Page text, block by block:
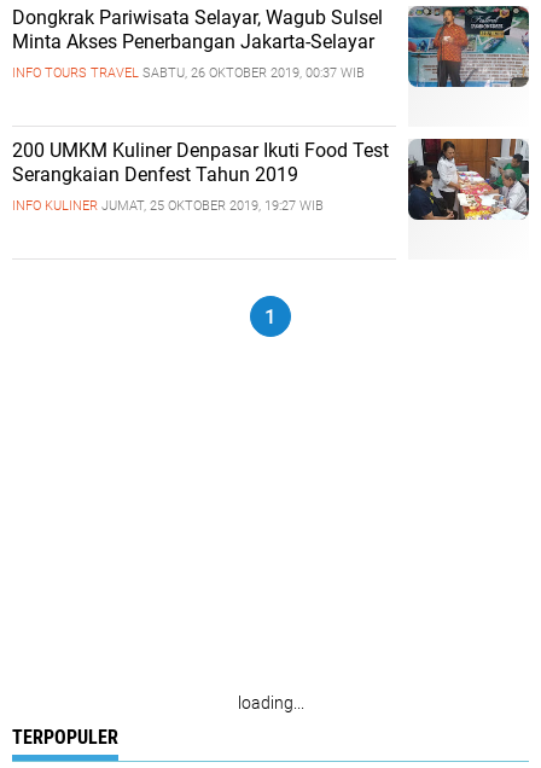
Dongkrak Pariwisata Selayar, Wagub Sulsel
Minta Akses Penerbangan Jakarta-Selayar
INFO TOURS TRAVEL SABTU, 26 OKTOBER 2019, 00:37 WIB
200 UMKM Kuliner Denpasar Ikuti Food Test
Serangkaian Denfest Tahun 2019
INFO KULINER JUMAT, 25 OKTOBER 2019, 19:27 WIB
1
loading...
TERPOPULER